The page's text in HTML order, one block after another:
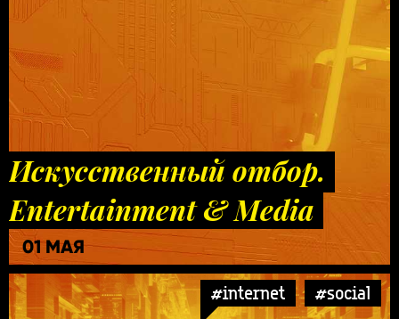
Искусственный отбор.
Entertainment & Media
01 МАЯ
#internet #social